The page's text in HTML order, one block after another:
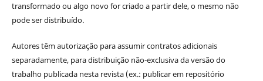
transformado ou algo novo for criado a partir dele, o mesmo não
pode ser distribuído.
Autores têm autorização para assumir contratos adicionais
separadamente, para distribuição não-exclusiva da versão do
trabalho publicada nesta revista (ex.: publicar em repositório